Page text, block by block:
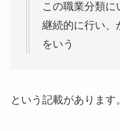
この職業分類
継続的に行い、
をいう
という記載があります。